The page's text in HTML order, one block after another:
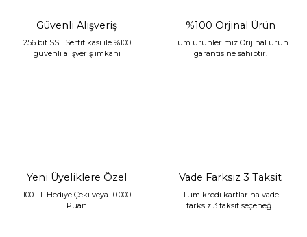
Güvenli Alışveriş
256 bit SSL Sertifikası ile %100
güvenli alışveriş imkanı
%100 Orjinal Ürün
Tüm ürünlerimiz Orijinal ürün
garantisine sahiptir.
Yeni Üyeliklere Özel
100 TL Hediye Çeki veya 10.000
Puan
Vade Farksız 3 Taksit
Tüm kredi kartlarına vade
farksız 3 taksit seçeneği